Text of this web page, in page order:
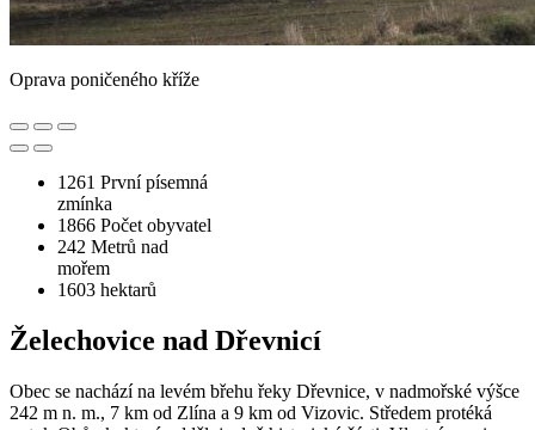
Oprava poničeného kříže
1261 První písemná
zmínka
1866 Počet obyvatel
242 Metrů nad
mořem
1603 hektarů
Želechovice nad Dřevnicí
Obec se nachází na levém břehu řeky Dřevnice, v nadmořské výšce
242 m n. m., 7 km od Zlína a 9 km od Vizovic. Středem protéká